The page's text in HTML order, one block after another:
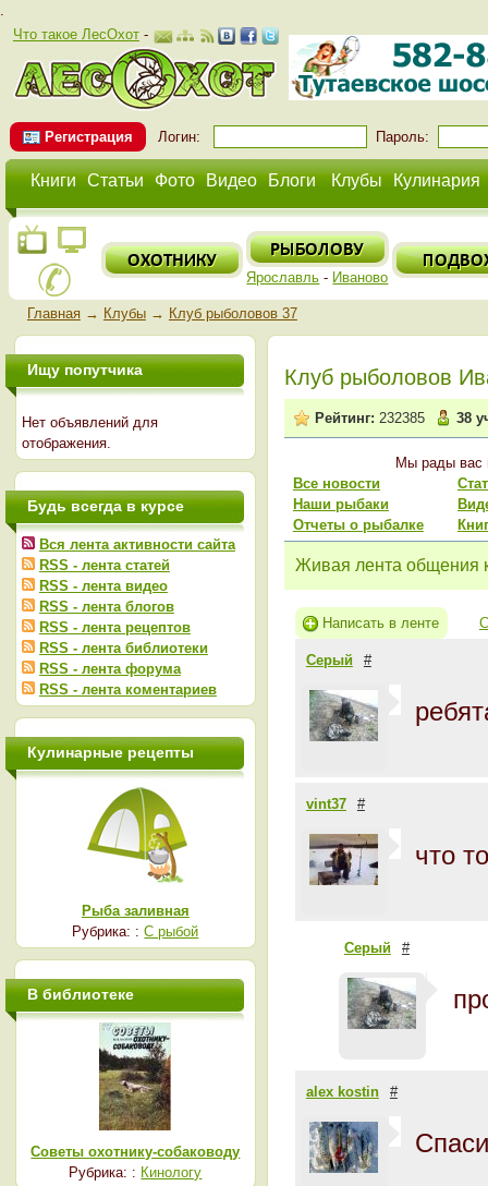
.
Что такое ЛесОхот-
Регистрация Логин: Пароль:
Книги Статьи Фото Видео Блоги Клубы Кулинария
Ярославль - Иваново
Главная→ Клубы→ Клуб рыболовов 37
Клуб рыболовов
Рейтинг: 232385 38
Мы рады вас
Все новости
Наши рыбаки
Отчеты о рыбалке
Живая лента общения
Написать в ленте
Серый #
vint37 #
что
Серый #
alex kostin #
Ищу попутчика
Нет объявлений для
отображения.
Будь всегда в курсе
Вся лента активности сайта
RSS - лента статей
RSS - лента видео
RSS - лента блогов
RSS - лента рецептов
RSS - лента библиотеки
RSS - лента форума
RSS - лента коментариев
Кулинарные рецепты
Рыба заливная
Рубрика: :С рыбой
В библиотеке
Советы охотнику-собаководу
Рубрика: : Кинологу